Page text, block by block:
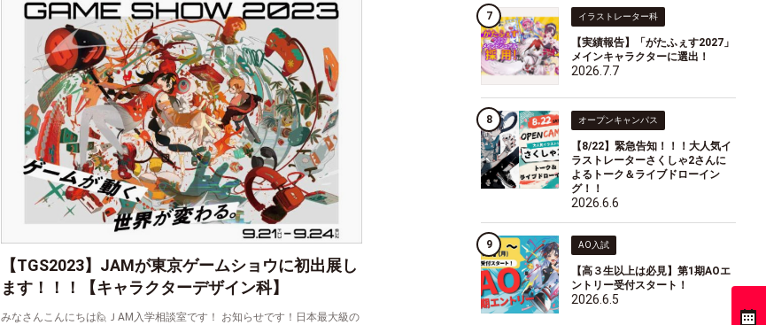
【TGS2023】JAMが東京ゲームショウに初出展し
ます！！！【キャラクターデザイン科】
みなさんこんにちは🙋ＪAM入学相談室です！ お知らせです！日本最大級の
イラストレーター科
【実績報告】「がたふぇす2027」
メインキャラクターに選出！
2026.7.7
オープンキャンパス
【8/22】緊急告知！！！大人気イ
ラストレーターさくしゃ2さんに
よるトーク＆ライブドローイン
グ！！
2026.6.6
AO入試
【高３生以上は必見】第1期AOエ
ントリー受付スタート！
2026.6.5